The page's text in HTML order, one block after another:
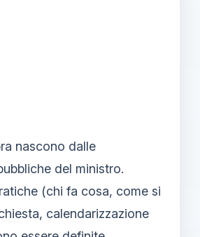
nascono dalle
del ministro.
(chi fa cosa, come si
calendarizzazione